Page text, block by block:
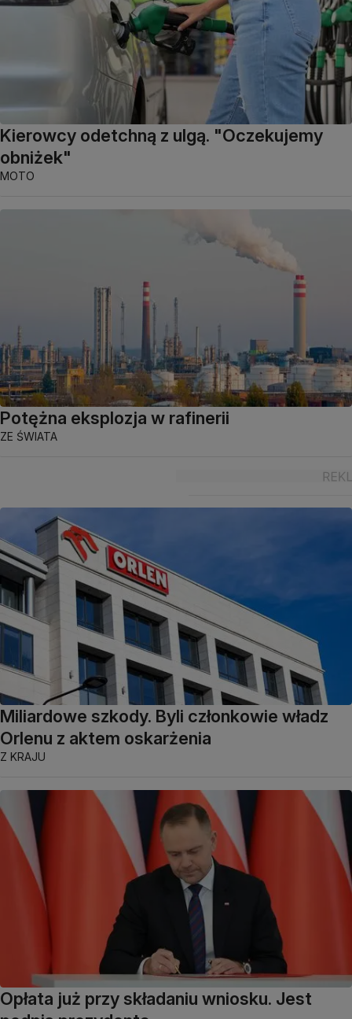
Kierowcy odetchną z ulgą. "Oczekujemy
obniżek"
MOTO
Potężna eksplozja w rafinerii
ZE ŚWIATA
Miliardowe szkody. Byli członkowie władz
Orlenu z aktem oskarżenia
Z KRAJU
Opłata już przy składaniu wniosku. Jest